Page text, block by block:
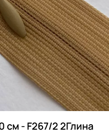
- F267/2 2Глина